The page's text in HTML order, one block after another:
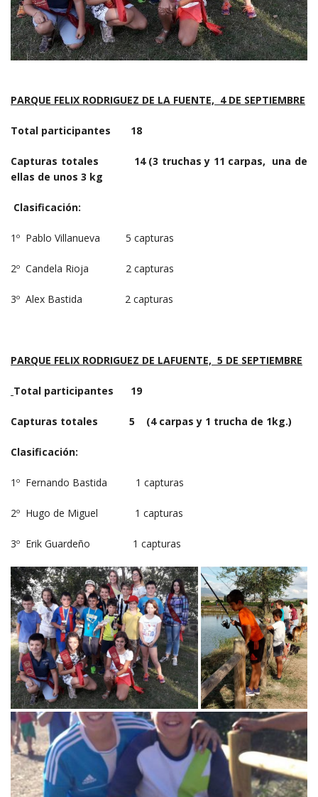
PARQUE FELIX RODRIGUEZ DE LA FUENTE, 4 DE SEPTIEMBRE
Total participantes 18
Capturas totales 14 (3 truchas y 11 carpas, una de
ellas de unos 3 kg
Clasificación:
1º Pablo Villanueva 5 capturas
2º Candela Rioja 2 capturas
3º Alex Bastida 2 capturas
PARQUE FELIX RODRIGUEZ DE LAFUENTE, 5 DE SEPTIEMBRE
Total participantes 19
Capturas totales 5 (4 carpas y 1 trucha de 1kg.)
Clasificación:
1º Fernando Bastida 1 capturas
2º Hugo de Miguel 1 capturas
3º Erik Guardeño 1 capturas